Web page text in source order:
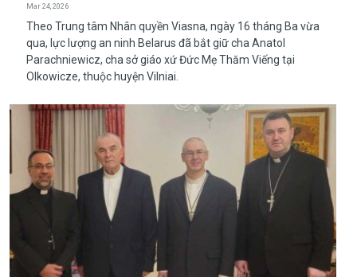
Mar 24, 2026
​​​​​​​Theo Trung tâm Nhân quyền Viasna, ngày 16 tháng Ba vừa
qua, lực lượng an ninh Belarus đã bắt giữ cha Anatol
Parachniewicz, cha sở giáo xứ Đức Mẹ Thăm Viếng tại
Olkowicze, thuộc huyện Vilniai.